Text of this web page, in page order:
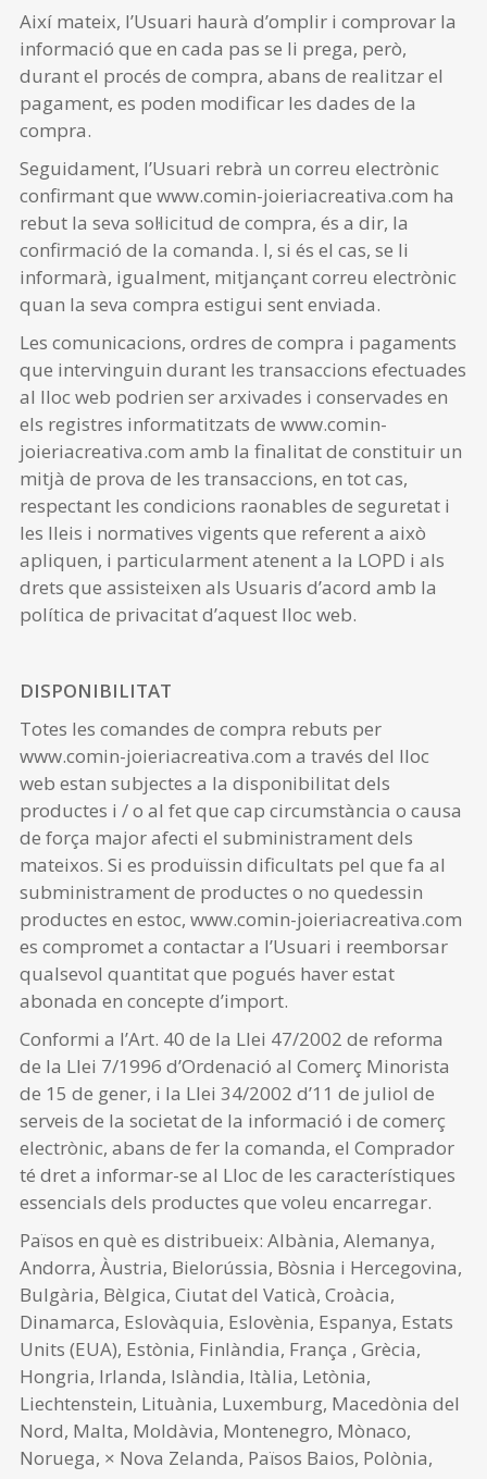
Així mateix, l’Usuari haurà d’omplir i comprovar la
informació que en cada pas se li prega, però,
durant el procés de compra, abans de realitzar el
pagament, es poden modificar les dades de la
compra.
Seguidament, l’Usuari rebrà un correu electrònic
confirmant que www.comin-joieriacreativa.com ha
rebut la seva sol·licitud de compra, és a dir, la
confirmació de la comanda. I, si és el cas, se li
informarà, igualment, mitjançant correu electrònic
quan la seva compra estigui sent enviada.
Les comunicacions, ordres de compra i pagaments
que intervinguin durant les transaccions efectuades
al lloc web podrien ser arxivades i conservades en
els registres informatitzats de www.comin-
joieriacreativa.com amb la finalitat de constituir un
mitjà de prova de les transaccions, en tot cas,
respectant les condicions raonables de seguretat i
les lleis i normatives vigents que referent a això
apliquen, i particularment atenent a la LOPD i als
drets que assisteixen als Usuaris d’acord amb la
política de privacitat d’aquest lloc web.
DISPONIBILITAT
Totes les comandes de compra rebuts per
www.comin-joieriacreativa.com a través del lloc
web estan subjectes a la disponibilitat dels
productes i / o al fet que cap circumstància o causa
de força major afecti el subministrament dels
mateixos. Si es produïssin dificultats pel que fa al
subministrament de productes o no quedessin
productes en estoc, www.comin-joieriacreativa.com
es compromet a contactar a l’Usuari i reemborsar
qualsevol quantitat que pogués haver estat
abonada en concepte d’import.
Conformi a l’Art. 40 de la Llei 47/2002 de reforma
de la Llei 7/1996 d’Ordenació al Comerç Minorista
de 15 de gener, i la Llei 34/2002 d’11 de juliol de
serveis de la societat de la informació i de comerç
electrònic, abans de fer la comanda, el Comprador
té dret a informar-se al Lloc de les característiques
essencials dels productes que voleu encarregar.
Països en què es distribueix: Albània, Alemanya,
Andorra, Àustria, Bielorússia, Bòsnia i Hercegovina,
Bulgària, Bèlgica, Ciutat del Vaticà, Croàcia,
Dinamarca, Eslovàquia, Eslovènia, Espanya, Estats
Units (EUA), Estònia, Finlàndia, França , Grècia,
Hongria, Irlanda, Islàndia, Itàlia, Letònia,
Liechtenstein, Lituània, Luxemburg, Macedònia del
Nord, Malta, Moldàvia, Montenegro, Mònaco,
Noruega, × Nova Zelanda, Països Baios, Polònia,